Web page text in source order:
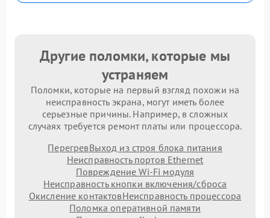
Другие поломки, которые мы
устраняем
Поломки, которые на первый взгляд похожи на
неисправность экрана, могут иметь более
серьезные причины. Например, в сложных
случаях требуется ремонт платы или процессора.
ПерегревВыход из строя блока питания
Неисправность портов Ethernet
Повреждение Wi-Fi модуля
Неисправность кнопки включения/сброса
Окисление контактовНеисправность процессора
Поломка оперативной памяти